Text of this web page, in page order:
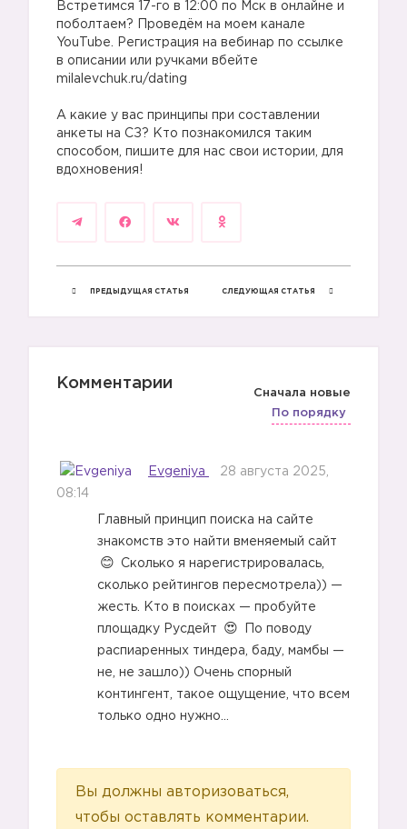
Встретимся 17-го в 12:00 по Мск в онлайне и
поболтаем? Проведём на моем канале
YouTube. Регистрация на вебинар по ссылке
в описании или ручками вбейте
milalevchuk.ru/dating
А какие у вас принципы при составлении
анкеты на СЗ? Кто познакомился таким
способом, пишите для нас свои истории, для
вдохновения!
ПРЕДЫДУЩАЯ СТАТЬЯ СЛЕДУЮЩАЯ СТАТЬЯ
Комментарии
Сначала новые
По порядку
Evgeniya 28 августа 2025,
08:14
Главный принцип поиска на сайте
знакомств это найти вменяемый сайт
Сколько я нарегистрировалась,
сколько рейтингов пересмотрела)) —
жесть. Кто в поисках — пробуйте
площадку Русдейт
По поводу
распиаренных тиндера, баду, мамбы —
не, не зашло)) Очень спорный
контингент, такое ощущение, что всем
только одно нужно…
Вы должны авторизоваться,
чтобы оставлять комментарии.